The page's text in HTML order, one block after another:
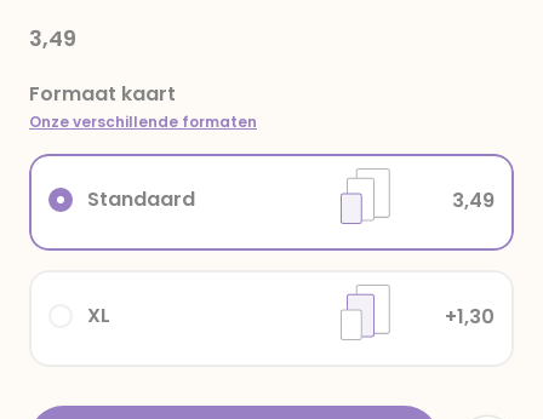
3,49
Formaat kaart
Onze verschillende formaten
XL +1,30
Standaard 3,49